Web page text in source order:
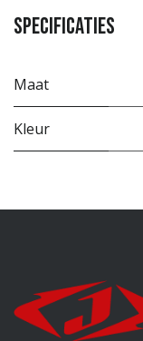
Specificaties
Maat
Kleur